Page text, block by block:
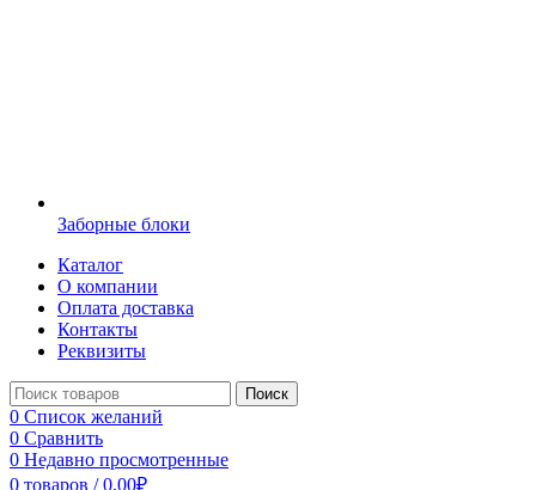
Заборные блоки
Каталог
О компании
Оплата доставка
Контакты
Реквизиты
Поиск
0 Список желаний
0 Сравнить
0 Недавно просмотренные
0 товаров / 0,00₽